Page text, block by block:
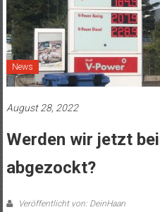
News
August 28, 2022
Werden wir jetzt
abgezockt?
Veröffentlicht von: DeinHaan